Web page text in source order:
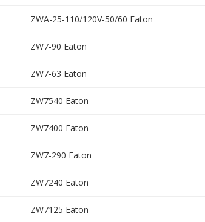
ZWA-25-110/120V-50/60 Eaton
ZW7-90 Eaton
ZW7-63 Eaton
ZW7540 Eaton
ZW7400 Eaton
ZW7-290 Eaton
ZW7240 Eaton
ZW7125 Eaton